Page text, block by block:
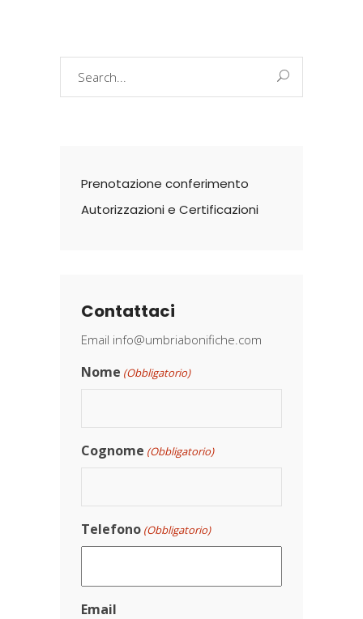
Prenotazione conferimento
Autorizzazioni e Certificazioni
Contattaci
Email info@umbriabonifiche.com
Nome (Obbligatorio)
Cognome (Obbligatorio)
Telefono (Obbligatorio)
Email